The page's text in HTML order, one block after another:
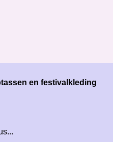
en festivalkleding